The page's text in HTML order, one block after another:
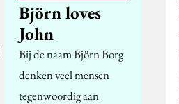
Björn loves
John
Bij de naam Björn Borg
denken veel mensen
tegenwoordig aan